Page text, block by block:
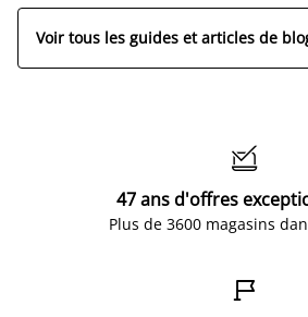
Voir tous les guides et articles de

47 ans d'offres
Plus de 3600 magasins
